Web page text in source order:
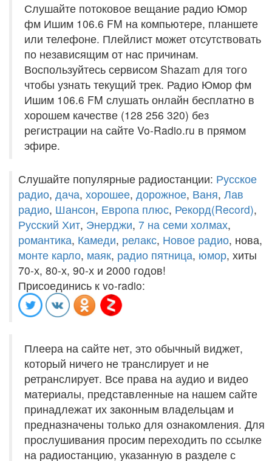
Слушайте потоковое вещание радио Юмор
фм Ишим 106.6 FM на компьютере, планшете
или телефоне. Плейлист может отсутствовать
по независящим от нас причинам.
Воспользуйтесь сервисом Shazam для того
чтобы узнать текущий трек. Радио Юмор фм
Ишим 106.6 FM слушать онлайн бесплатно в
хорошем качестве (128 256 320) без
регистрации на сайте Vo-Radio.ru в прямом
эфире.
Слушайте популярные радиостанции: Русское
радио, дача, хорошее, дорожное, Ваня, Лав
радио, Шансон, Европа плюс, Рекорд(Record),
Русский Хит, Энерджи, 7 на семи холмах,
романтика, Камеди, релакс, Новое радио, нова,
монте карло, маяк, радио пятница, юмор, хиты
70-х, 80-х, 90-х и 2000 годов!
Присоединись к vo-radio:
Плеера на сайте нет, это обычный виджет,
который ничего не транслирует и не
ретранслирует. Все права на аудио и видео
материалы, представленные на нашем сайте
принадлежат их законным владельцам и
предназначены только для ознакомления. Для
прослушивания просим переходить по ссылке
на радиостанцию, указанную в разделе с